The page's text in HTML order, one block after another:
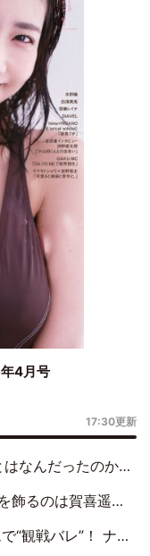
4月号
17:30更新
夢眠ねむさんに『てめえはでんぱ組．incなんだよ！』って肩パンされて(笑)」
大人になった私を見ていただけたら」
ドル」は元VENUSスクール生で杉内コーチ推し⁉